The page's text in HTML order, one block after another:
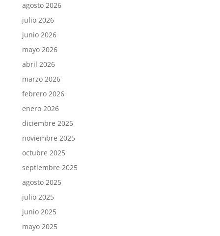
agosto 2026
julio 2026
junio 2026
mayo 2026
abril 2026
marzo 2026
febrero 2026
enero 2026
diciembre 2025
noviembre 2025
octubre 2025
septiembre 2025
agosto 2025
julio 2025
junio 2025
mayo 2025